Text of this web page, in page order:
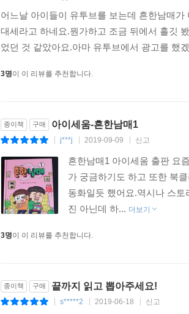
어느날 아이들이 유투브를 보는데 흔한남매
대세라고 하네요.뭔가하고 조금 뒤에서 흘깃
었던 것 같았아요.아마 유투브에서 광고를 했
3명이 이 리뷰를 추천합니다.
종이책 구매 아이세움-흔한남매1
j***j 2019-09-09 신고
흔한남매1 아이세움 출판 요
가 궁금하기도 하고 또한 북
동화일듯 했어요.역시나 스
진 아닌데 하... 더보기
3명이 이 리뷰를 추천합니다.
종이책 구매 끝까지 읽고 뽑아주세요!
s*****2 2019-06-18 신고